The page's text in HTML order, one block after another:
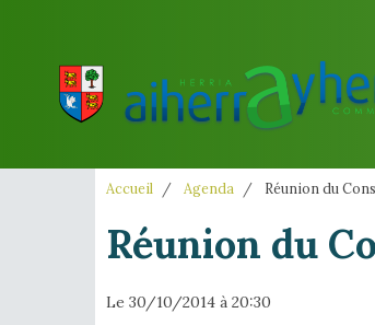
Accueil Agenda Réunion du
Réunion du
Le 30/10/2014 à 20:30